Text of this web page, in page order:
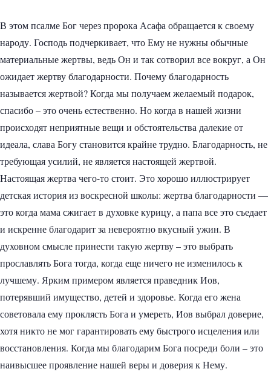
В этом псалме Бог через пророка Асафа обращается к своему
народу. Господь подчеркивает, что Ему не нужны обычные
материальные жертвы, ведь Он и так сотворил все вокруг, а Он
ожидает жертву благодарности. Почему благодарность
называется жертвой? Когда мы получаем желаемый подарок,
спасибо – это очень естественно. Но когда в нашей жизни
происходят неприятные вещи и обстоятельства далекие от
идеала, слава Богу становится крайне трудно. Благодарность, не
требующая усилий, не является настоящей жертвой.
Настоящая жертва чего-то стоит. Это хорошо иллюстрирует
детская история из воскресной школы: жертва благодарности —
это когда мама сжигает в духовке курицу, а папа все это съедает
и искренне благодарит за невероятно вкусный ужин. В
духовном смысле принести такую ​​жертву – это выбрать
прославлять Бога тогда, когда еще ничего не изменилось к
лучшему. Ярким примером является праведник Иов,
потерявший имущество, детей и здоровье. Когда его жена
советовала ему проклясть Бога и умереть, Иов выбрал доверие,
хотя никто не мог гарантировать ему быстрого исцеления или
восстановления. Когда мы благодарим Бога посреди боли – это
наивысшее проявление нашей веры и доверия к Нему.